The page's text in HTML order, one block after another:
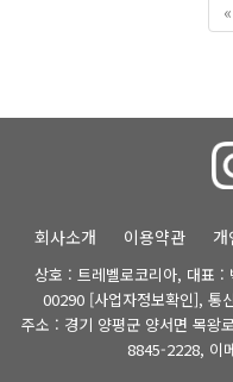
«
회사소개 이용약관 개
상호 : 트레벨로코리아, 대표
00290 [사업자정보확인], 통
주소 : 경기 양평군 양서면 목왕
8845-2228,